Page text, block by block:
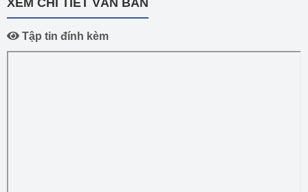
XEM CHI TIẾT VĂN BẢN
Tập tin đính kèm